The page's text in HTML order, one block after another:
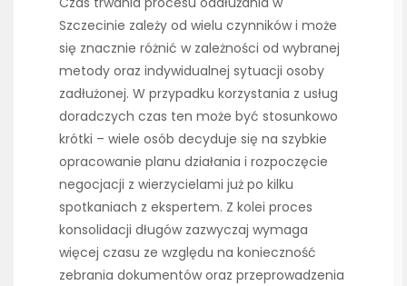
Szczecinie zależy od wielu czynników i może
się znacznie różnić w zależności od wybranej
metody oraz indywidualnej sytuacji osoby
zadłużonej. W przypadku korzystania z usług
doradczych czas ten może być stosunkowo
krótki – wiele osób decyduje się na szybkie
opracowanie planu działania i rozpoczęcie
negocjacji z wierzycielami już po kilku
spotkaniach z ekspertem. Z kolei proces
konsolidacji długów zazwyczaj wymaga
więcej czasu ze względu na konieczność
zebrania dokumentów oraz przeprowadzenia